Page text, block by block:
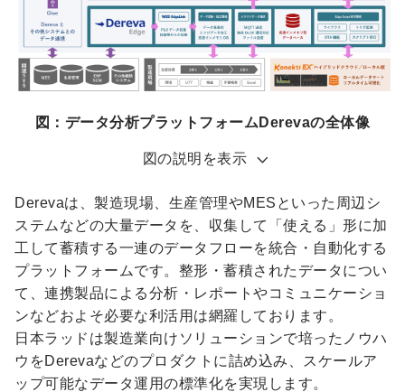
図：データ分析プラットフォームDerevaの全体像
図の説明を表示
Derevaは、製造現場、生産管理やMESといった周辺シ
ステムなどの大量データを、収集して「使える」形に加
工して蓄積する一連のデータフローを統合・自動化する
プラットフォームです。整形・蓄積されたデータについ
て、連携製品による分析・レポートやコミュニケーショ
ンなどおよそ必要な利活用は網羅しております。
日本ラッドは製造業向けソリューションで培ったノウハ
ウをDerevaなどのプロダクトに詰め込み、スケールア
ップ可能なデータ運用の標準化を実現します。